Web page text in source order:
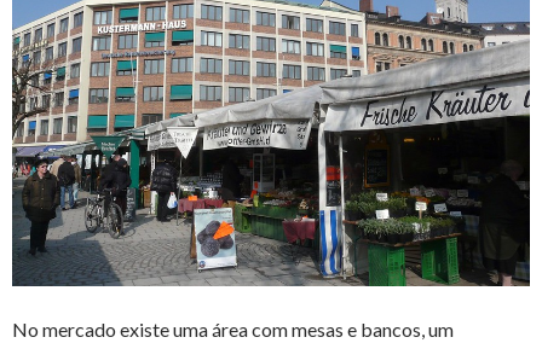
No mercado existe uma área com mesas e bancos, um